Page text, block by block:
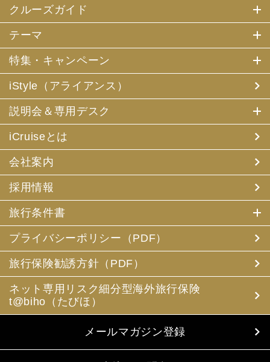
クルーズガイド
テーマ
特集・キャンペーン
iStyle（アライアンス）
説明会＆専用デスク
iCruiseとは
会社案内
採用情報
旅行条件書
プライバシーポリシー（PDF）
旅行保険勧誘方針（PDF）
ネット専用リスク細分型海外旅行保険
t@biho（たびほ）
メールマガジン登録